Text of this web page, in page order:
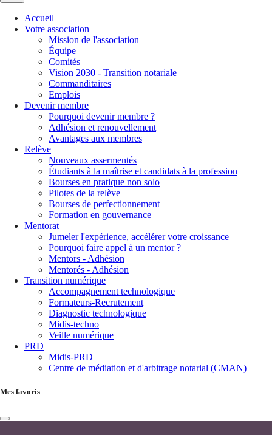
Accueil
Votre association
Mission de l'association
Équipe
Comités
Vision 2030 - Transition notariale
Commanditaires
Emplois
Devenir membre
Pourquoi devenir membre ?
Adhésion et renouvellement
Avantages aux membres
Relève
Nouveaux assermentés
Étudiants à la maîtrise et candidats à la profession
Bourses en pratique non solo
Pilotes de la relève
Bourses de perfectionnement
Formation en gouvernance
Mentorat
Jumeler l'expérience, accélérer votre croissance
Pourquoi faire appel à un mentor ?
Mentors - Adhésion
Mentorés - Adhésion
Transition numérique
Accompagnement technologique
Formateurs-Recrutement
Diagnostic technologique
Midis-techno
Veille numérique
PRD
Midis-PRD
Centre de médiation et d'arbitrage notarial (CMAN)
Mes favoris